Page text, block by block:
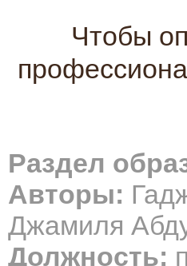
Чтобы
Раздел
Авторы:
Джамиля
Должность: